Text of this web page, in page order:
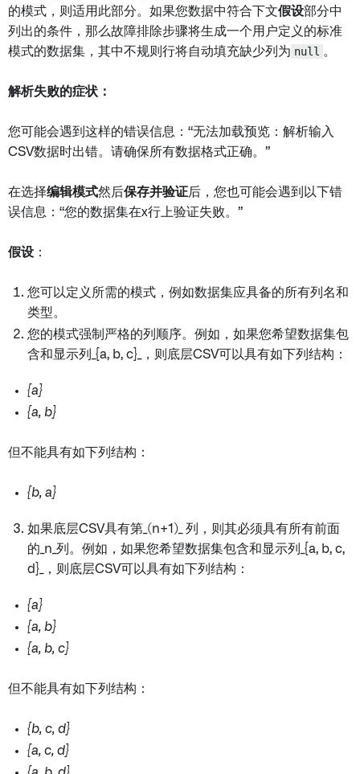
的模式，则适用此部分。如果您数据中符合下文假设部分中
列出的条件，那么故障排除步骤将生成一个用户定义的标准
模式的数据集，其中不规则行将自动填充缺少列为 null 。
解析失败的症状：
您可能会遇到这样的错误信息：“无法加载预览：解析输入
CSV数据时出错。请确保所有数据格式正确。”
在选择编辑模式然后保存并验证后，您也可能会遇到以下错
误信息：“您的数据集在x行上验证失败。”
假设 ：
您可以定义所需的模式，例如数据集应具备的所有列名和
类型。
您的模式强制严格的列顺序。例如，如果您希望数据集包
含和显示列_{a, b, c}_，则底层CSV可以具有如下列结构：
{a}
{a, b}
但不能具有如下列结构：
{b, a}
如果底层CSV具有第_(n+1)_ 列，则其必须具有所有前面
的_n_列。例如，如果您希望数据集包含和显示列_{a, b, c,
d}_，则底层CSV可以具有如下列结构：
{a}
{a, b}
{a, b, c}
但不能具有如下列结构：
{b, c, d}
{a, c, d}